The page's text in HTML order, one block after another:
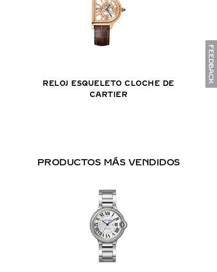
RELOJ ESQUELETO CLOCHE DE
CARTIER
PRODUCTOS MÁS VENDIDOS